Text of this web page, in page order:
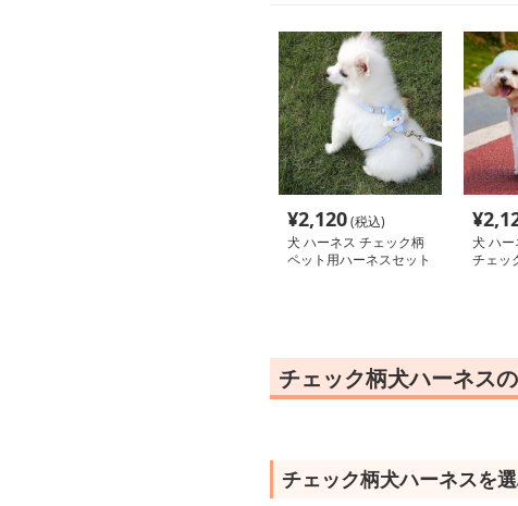
¥2,120(税込)
犬 ハーネス チェック柄
ペット用ハーネスセット
¥
犬 ハー
チェッ
チェック柄犬ハーネス
チェック柄犬ハーネスを